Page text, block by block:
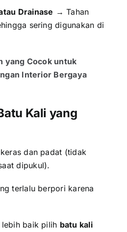
Drainase → Tahan
sering digunakan di
yang Cocok untuk
Interior Bergaya
Kali yang
dan padat (tidak
dipukul).
terlalu berpori karena
baik pilih batu kali